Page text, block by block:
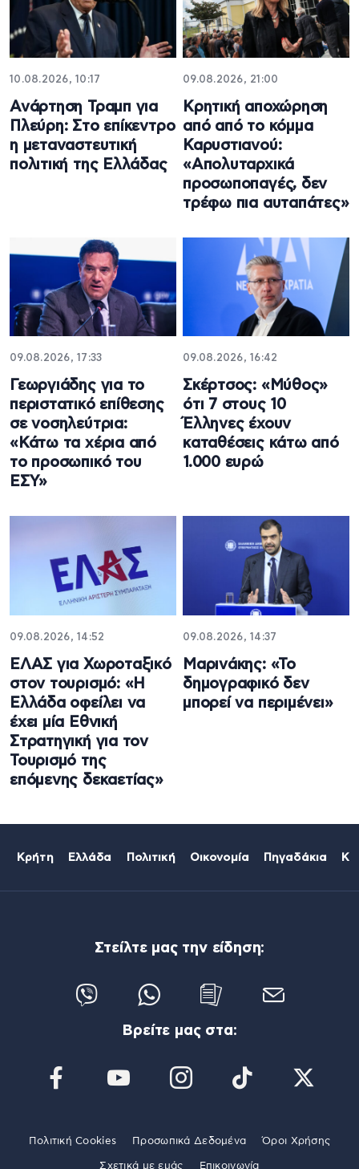
10.08.2026, 10:17
Ανάρτηση Τραμπ για
Πλεύρη: Στο επίκεντρο
η μεταναστευτική
πολιτική της Ελλάδας
09.08.2026, 21:00
Κρητική αποχώρηση
από από το κόμμα
Καρυστιανού:
«Απολυταρχικά
προσωποπαγές, δεν
τρέφω πια αυταπάτες»
09.08.2026, 17:33
Γεωργιάδης για το
περιστατικό επίθεσης
σε νοσηλεύτρια:
«Κάτω τα χέρια από
το προσωπικό του
ΕΣΥ»
09.08.2026, 16:42
Σκέρτσος: «Μύθος»
ότι 7 στους 10
Έλληνες έχουν
καταθέσεις κάτω από
1.000 ευρώ
09.08.2026, 14:52
ΕΛΑΣ για Χωροταξικό
στον τουρισμό: «Η
Ελλάδα οφείλει να
έχει μία Εθνική
Στρατηγική για τον
Τουρισμό της
επόμενης δεκαετίας»
09.08.2026, 14:37
Μαρινάκης: «Το
δημογραφικό δεν
μπορεί να περιμένει»
Κρήτη Ελλάδα Πολιτική Οικονομία Πηγαδάκια
Στείλτε μας την είδηση:
Βρείτε μας στα:
Πολιτική Cookies Προσωπικά Δεδομένα Όροι Χρήσης
Σχετικά με εμάς Επικοινωνία